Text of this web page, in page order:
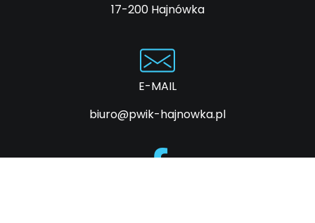
17-200 Hajnówka
E-MAIL
biuro@pwik-hajnowka.pl